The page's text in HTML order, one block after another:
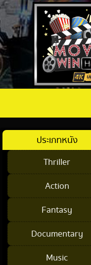
ประเภทหนัง
Thriller
Action
Fantasy
Documentary
Music